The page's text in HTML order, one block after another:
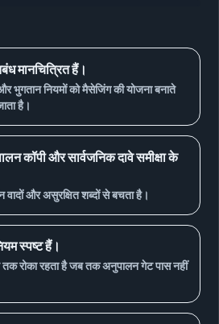
मानचित्रित हैं।
भुगतान नियमों को मैसेजिंग की योजना बनाते
है।
कॉपी और सार्वजनिक दावे समीक्षा के
वादों और असुरक्षित शब्दों से बचता है।
स्पष्ट हैं।
तक रोका रहता है जब तक अनुपालन गेट पास नहीं